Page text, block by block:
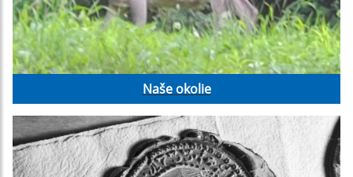
Naše okolie